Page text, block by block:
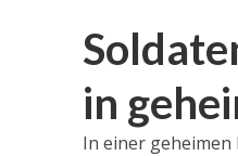
in
In einer geheimen